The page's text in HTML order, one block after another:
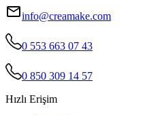
info@creamake.com
0 553 663 07 43
0 850 309 14 57
Hızlı Erişim